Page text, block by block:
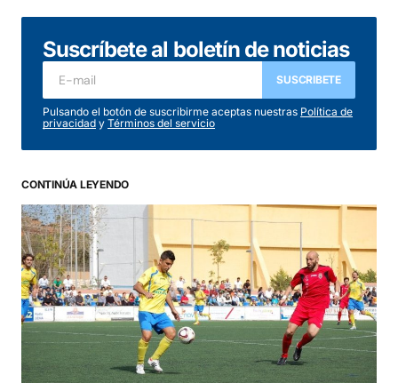
Tu dirección de correo electrónico no será
publicada. Los campos obligatorios están
marcados con
Comentario*
Your Name
Your E-mail*
Guarda mi nombre, correo electrónico y web
en este navegador para la próxima vez que
comente.
Suscríbete al boletín de noticias
SUSCRIBETE
Pulsando el botón de suscribirme aceptas nuestras Política de
privacidad y Términos del servicio
CONTINÚA LEYENDO